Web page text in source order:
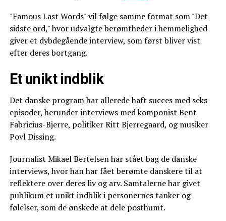
"Famous Last Words" vil følge samme format som "Det
sidste ord," hvor udvalgte berømtheder i hemmelighed
giver et dybdegående interview, som først bliver vist
efter deres bortgang.
Et unikt indblik
Det danske program har allerede haft succes med seks
episoder, herunder interviews med komponist Bent
Fabricius-Bjerre, politiker Ritt Bjerregaard, og musiker
Povl Dissing.
Journalist Mikael Bertelsen har stået bag de danske
interviews, hvor han har fået berømte danskere til at
reflektere over deres liv og arv. Samtalerne har givet
publikum et unikt indblik i personernes tanker og
følelser, som de ønskede at dele posthumt.